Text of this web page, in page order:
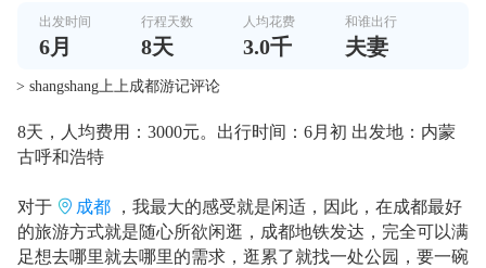
出发时间
6月
行程天数
8天
人均花费
3.0千
和谁出行
夫妻
> shangshang上上成都游记评论
8天，人均费用：3000元。出行时间：6月初 出发地：内蒙
古呼和浩特
对于 成都
，我最大的感受就是闲适，因此，在成都最好
的旅游方式就是随心所欲闲逛，成都地铁发达，完全可以满
足想去哪里就去哪里的需求，逛累了就找一处公园，要一碗